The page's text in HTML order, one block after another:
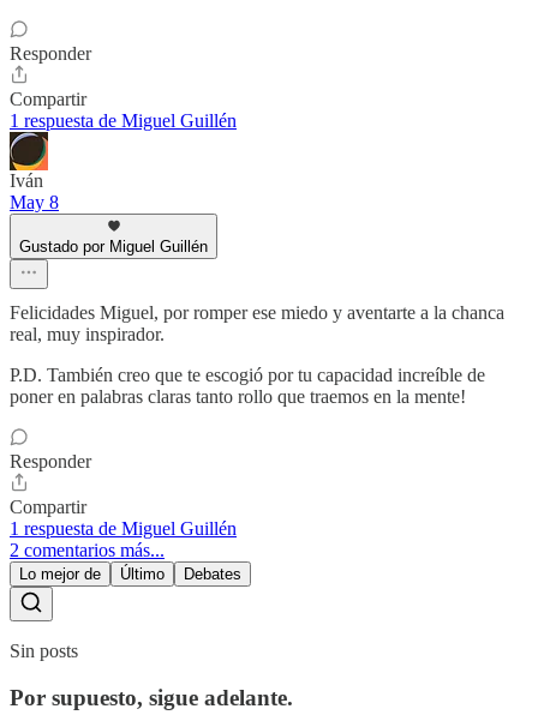
Responder
Compartir
1 respuesta de Miguel Guillén
Iván
May 8
Gustado por Miguel Guillén
Felicidades Miguel, por romper ese miedo y aventarte a la chanca
real, muy inspirador.
P.D. También creo que te escogió por tu capacidad increíble de
poner en palabras claras tanto rollo que traemos en la mente!
Responder
Compartir
1 respuesta de Miguel Guillén
2 comentarios más...
Lo mejor de Último Debates
Sin posts
Por supuesto, sigue adelante.